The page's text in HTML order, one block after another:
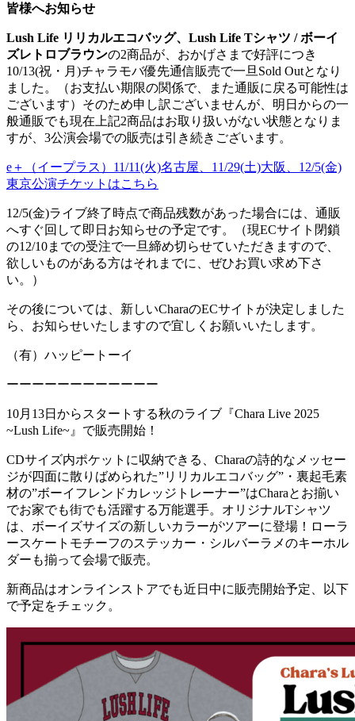
皆様へお知らせ
Lush Life リリカルエコバッグ、Lush Life Tシャツ / ボーイ
ズレトロブラウンの2商品が、おかげさまで好評につき
10/13(祝・月)チャラモバ優先通信販売で一旦Sold Outとなり
ました。（お支払い期限の関係で、また通販に戻る可能性は
ございます）そのため申し訳ございませんが、明日からの一
般通販でも現在上記2商品はお取り扱いがない状態となりま
すが、3公演会場での販売は引き続きございます。
e＋（イープラス）11/11(火)名古屋、11/29(土)大阪、12/5(金)
東京公演チケットはこちら
12/5(金)ライブ終了時点で商品残数があった場合には、通販
へすぐ回して即日お知らせの予定です。（現ECサイト閉鎖
の12/10までの受注で一旦締め切らせていただきますので、
欲しいものがある方はそれまでに、ぜひお買い求め下さ
い。）
その後については、新しいCharaのECサイトが決定しました
ら、お知らせいたしますので宜しくお願いいたします。
（有）ハッピートーイ
ーーーーーーーーーーーー
10月13日からスタートする秋のライブ『Chara Live 2025
~Lush Life~』で販売開始！
CDサイズ内ポケットに収納できる、Charaの詩的なメッセー
ジが四面に散りばめられた”リリカルエコバッグ”・裏起毛素
材の”ボーイフレンドカレッジトレーナー”はCharaとお揃い
でお家でも街でも活躍する万能選手。オリジナルTシャツ
は、ボーイズサイズの新しいカラーがツアーに登場！ローラ
ースケートモチーフのステッカー・シルバーラメのキーホル
ダーも揃って会場で販売。
新商品はオンラインストアでも近日中に販売開始予定、以下
で予定をチェック。